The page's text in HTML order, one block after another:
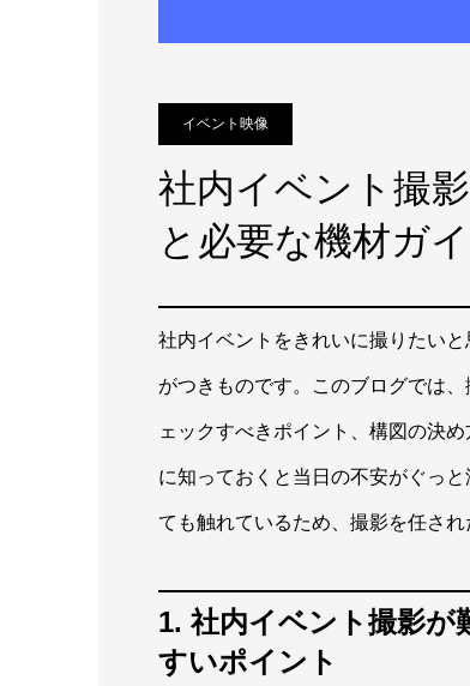
イベント映像
社内イベント撮
と必要な機材ガ
社内イベントをきれいに撮りたい
がつきものです。このブログでは
ェックすべきポイント、構図の決
に知っておくと当日の不安がぐっ
ても触れているため、撮影を任さ
1. 社内イベント撮影が
すいポイント